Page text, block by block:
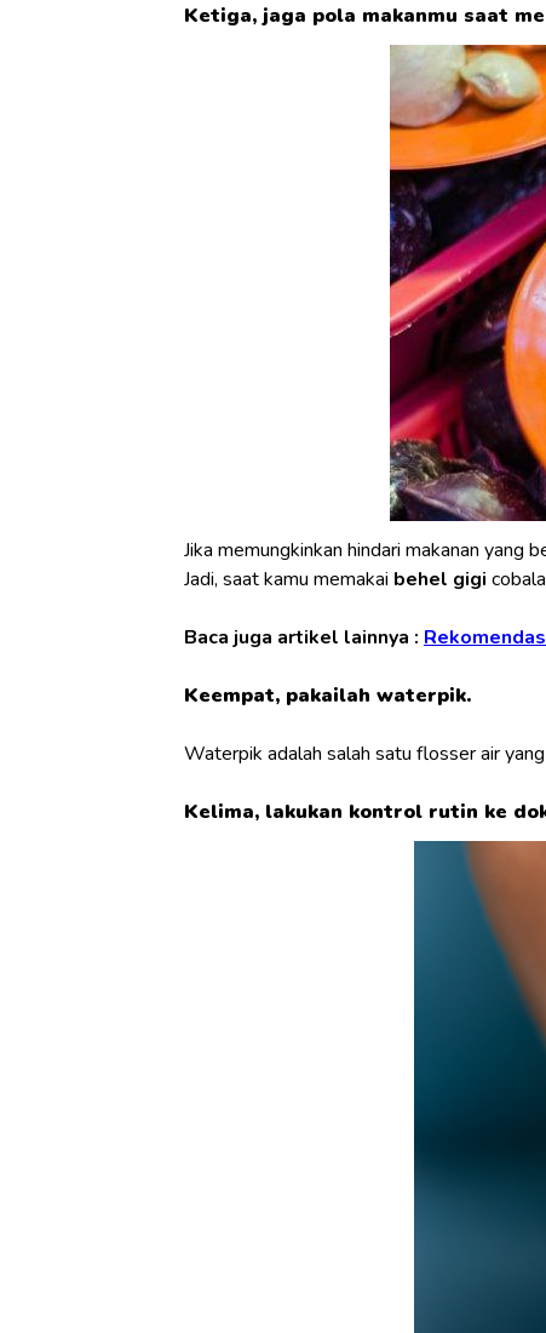
Ketiga, jaga pola makanmu saat
Jika memungkinkan hindari makanan
Jadi, saat kamu memakai behel gigi
Baca juga artikel lainnya :
Keempat, pakailah waterpik.
Waterpik adalah salah satu flosser air
Kelima, lakukan kontrol rutin ke